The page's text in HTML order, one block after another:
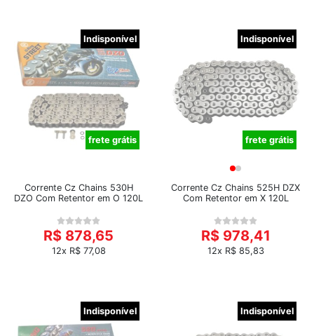
Indisponível
frete grátis
Corrente Cz Chains 530H
DZO Com Retentor em O 120L
R$ 878,65
12x R$ 77,08
Indisponível
frete grátis
Corrente Cz Chains 525H DZX
Com Retentor em X 120L
R$ 978,41
12x R$ 85,83
Indisponível Indisponível